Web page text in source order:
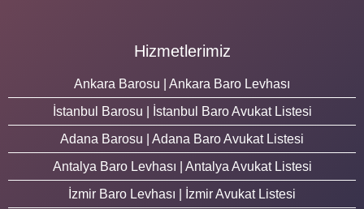
Hizmetlerimiz
Ankara Barosu | Ankara Baro Levhası
İstanbul Barosu | İstanbul Baro Avukat Listesi
Adana Barosu | Adana Baro Avukat Listesi
Antalya Baro Levhası | Antalya Avukat Listesi
İzmir Baro Levhası | İzmir Avukat Listesi